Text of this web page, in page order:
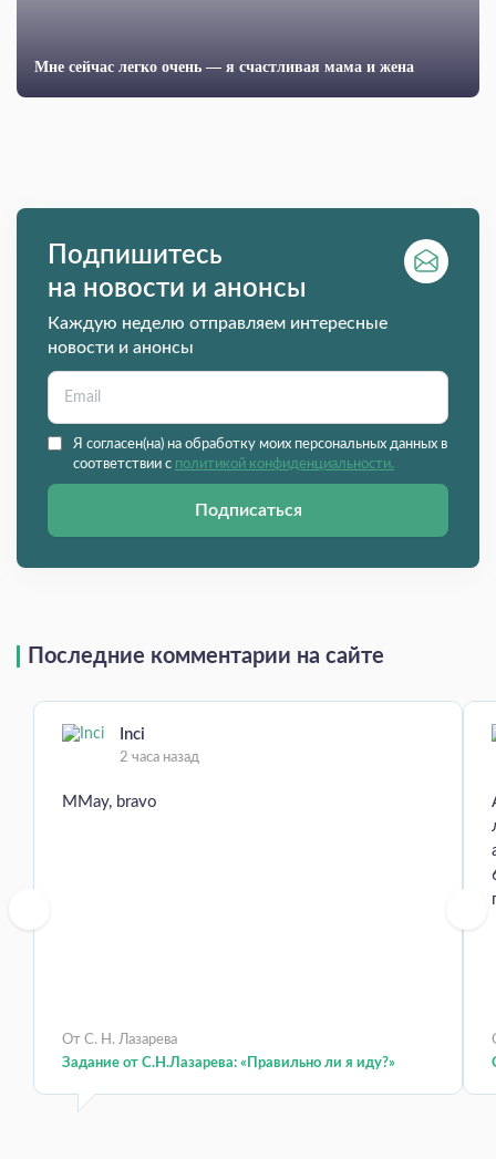
Мне сейчас легко очень — я счастливая мама и жена
Подпишитесь
на новости и анонсы
Каждую неделю отправляем интересные
новости и анонсы
Я согласен(на) на обработку моих персональных данных в
соответствии с политикой конфиденциальности.
Подписаться
Последние комментарии на сайте
Inci
2 часа назад
MMay, bravo
От С. Н. Лазарева
Задание от С.Н.Лазарева: «Правильно ли я иду?»